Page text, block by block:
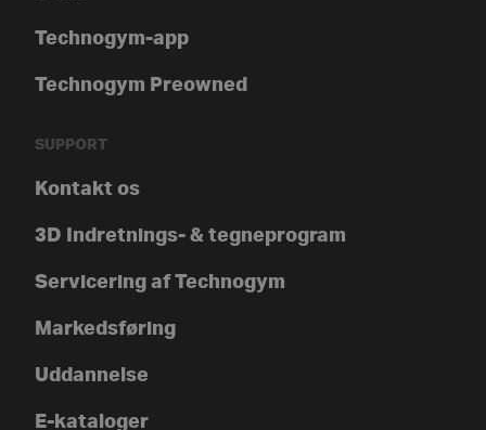
Technogym-app
Technogym Preowned
SUPPORT
Kontakt os
3D Indretnings- & tegneprogram
Servicering af Technogym
Markedsføring
Uddannelse
E-kataloger